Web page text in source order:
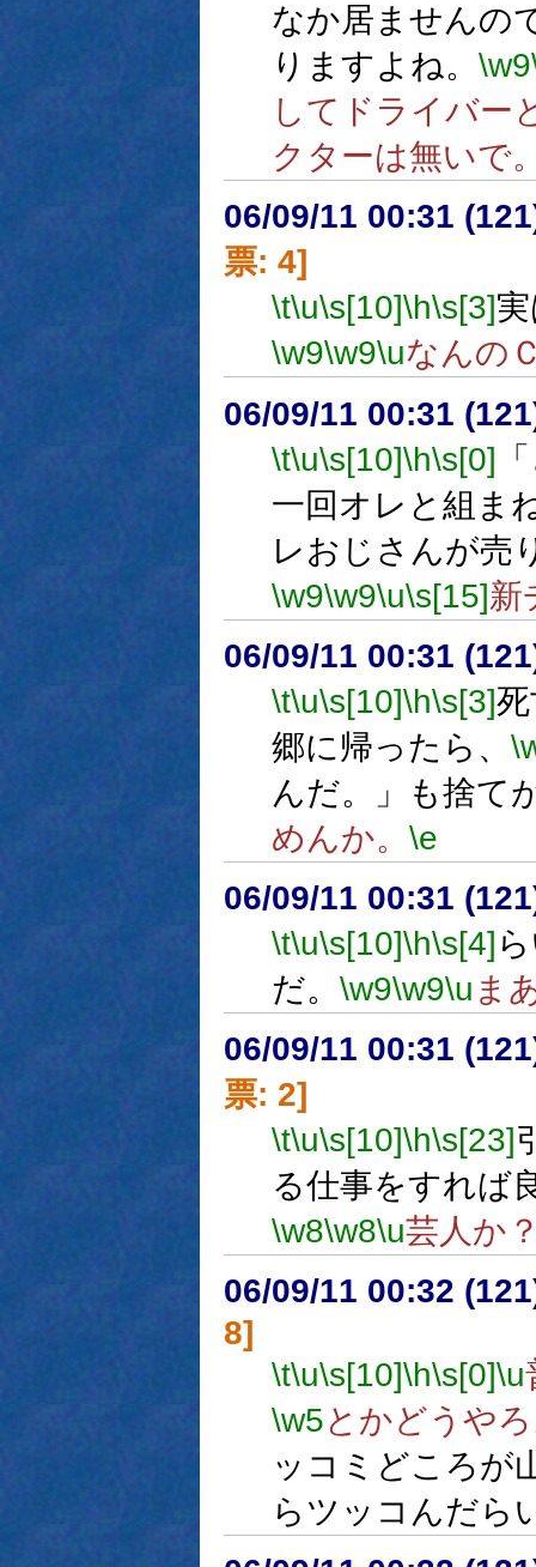
なか居ませんの
りますよね。 \w9
してドライバー
クターは無いで
06/09/11 00:31
票: 4]
\t\u\s[10]\h\s[3]
\w9\w9\uなんの
06/09/11 00:31
\t\u\s[10]\h\s[0]
一回オレと組ま
レおじさんが売
\w9\w9\u\s[15]新
06/09/11 00:31
\t\u\s[10]\h\s[3]
郷に帰ったら、
んだ。」も捨て
めんか。 \e
06/09/11 00:31
\t\u\s[10]\h\s[4]
だ。 \w9\w9\u ま
06/09/11 00:31
票: 2]
\t\u\s[10]\h\s[23]
る仕事をすれば
\w8\w8\u芸人か
06/09/11 00:32
8]
\t\u\s[10]\h\s[0]\u
\w5とかどうや
ッコミどころが
らツッコんだら